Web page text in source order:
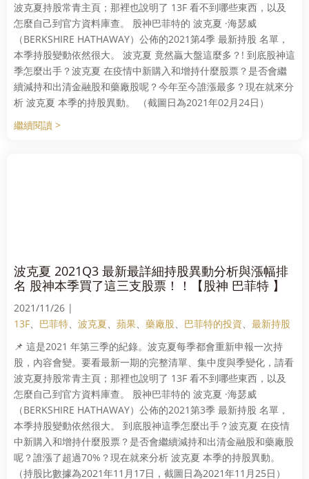
波克夏持股常青主頁；那裡也說明了 13F 看不到哪些東西，以及
怎麼自己到官方資料庫查。 股神巴菲特的 波克夏 ·海瑟威
（BERKSHIRE HATHAWAY）公佈的2021第4季 最新持股 名單，
本季持股變動依然很大。 波克夏 竟然贏大盤這麼多？! 到底股神這
季怎麼出手？波克夏 在疫情中新購入和增持什麼股票？是否會繼
續減持和出清金融股和藥廠股呢？今年至今誰漲最多？現在就來分
析 波克夏 本季的持股異動。 （截圖日為2021年02月24日）
繼續閱讀 >
波克夏 2021Q3 最新最詳細持股異動分析與漲幅排
名 股神本季買了這三支股票！！【股神 巴菲特 】
2021/11/26 |
13F、 巴菲特、 波克夏、 蘋果、 藥廠股、 巴菲特的投資、 最新持股
📌 這是2021 年第三季的紀錄。波克夏每季都會重新申報一次持
股，內容會變。要看最新一期的完整清單、集中度與季變化，請看
波克夏持股常青主頁；那裡也說明了 13F 看不到哪些東西，以及
怎麼自己到官方資料庫查。 股神巴菲特的 波克夏 ·海瑟威
（BERKSHIRE HATHAWAY）公佈的2021第3季 最新持股 名單，
本季持股變動依然很大。 到底股神這季怎麼出手？波克夏 在疫情
中新購入和增持什麼股票？是否會繼續減持和出清金融股和藥廠股
呢？誰漲了超過70%？現在就來分析 波克夏 本季的持股異動。
（持股比數據為2021年11月17日，截圖日為2021年11月25日）